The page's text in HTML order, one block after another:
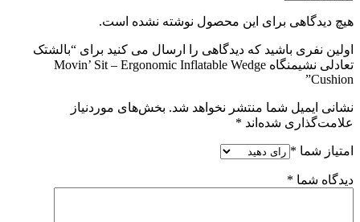
هیچ دیدگاهی برای این محصول نوشته نشده است.
اولین نفری باشید که دیدگاهی را ارسال می کنید برای “بالشتک
تعادلی نشیمنگاه Movin’ Sit – Ergonomic Inflatable Wedge
Cushion”
نشانی ایمیل شما منتشر نخواهد شد. بخش‌های موردنیاز
علامت‌گذاری شده‌اند *
امتیاز شما *
دیدگاه شما *